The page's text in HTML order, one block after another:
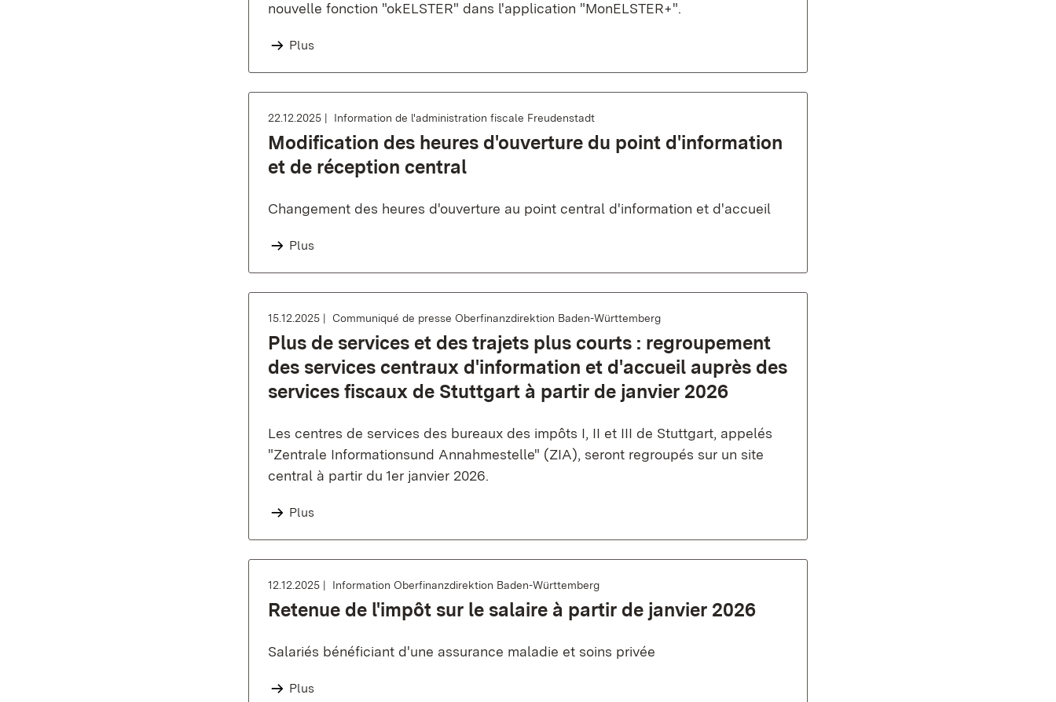
nouvelle fonction "okELSTER" dans l'application "MonELSTER+".
Plus
22.12.2025 Information de l'administration fiscale Freudenstadt
Modification des heures d'ouverture du point d'information
et de réception central
Changement des heures d'ouverture au point central d'information et d'accueil
Plus
15.12.2025 Communiqué de presse Oberfinanzdirektion Baden-Württemberg
Plus de services et des trajets plus courts : regroupement
des services centraux d'information et d'accueil auprès des
services fiscaux de Stuttgart à partir de janvier 2026
Les centres de services des bureaux des impôts I, II et III de Stuttgart, appelés
"Zentrale Informationsund Annahmestelle" (ZIA), seront regroupés sur un site
central à partir du 1er janvier 2026.
Plus
12.12.2025 Information Oberfinanzdirektion Baden-Württemberg
Retenue de l'impôt sur le salaire à partir de janvier 2026
Salariés bénéficiant d'une assurance maladie et soins privée
Plus